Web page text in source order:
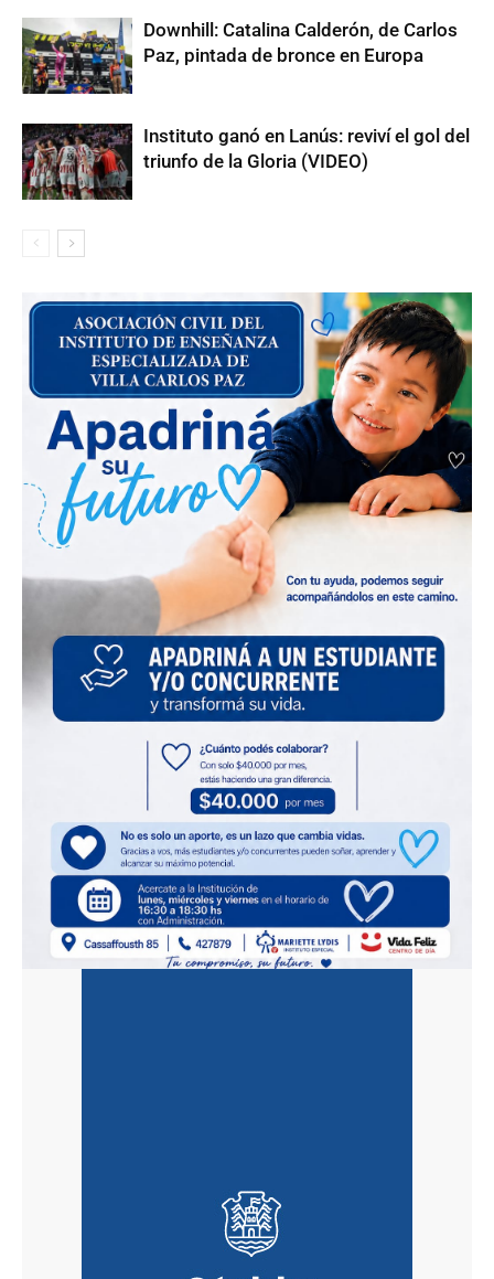
Downhill: Catalina Calderón, de Carlos
Paz, pintada de bronce en Europa
Instituto ganó en Lanús: reviví el gol del
triunfo de la Gloria (VIDEO)